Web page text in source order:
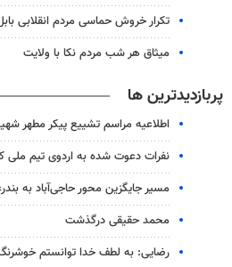
تکرار خروش حماسی مردم انقلابی
میثاق هر شب مردم نکا با ولایت
پربازدیدترین ها
اطلاعیه مراسم تشییع پیکر مطهر
نفرات دعوت شده به اردوی تیم ملی
مسیر جایگزین محور حاجی‌آباد به
محمد حقیقی درگذشت
رضایی: به لطف خدا توانستم